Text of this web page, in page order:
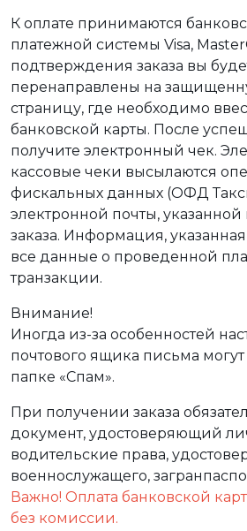
К оплате принимаются
платежной системы Visa,
подтверждения заказа вы
перенаправлены на
страницу, где необходимо
банковской карты. После
получите электронный чек.
кассовые чеки высылаются
фискальных данных (ОФД
электронной почты,
заказа. Информация,
все данные о проведенной
транзакции.
Внимание!
Иногда из-за особенностей
почтового ящика письма могут
папке «Спам».
При получении заказа
документ, удостоверяющий
водительские права,
военнослужащего,
Важно! Оплата банковской
без комиссии.